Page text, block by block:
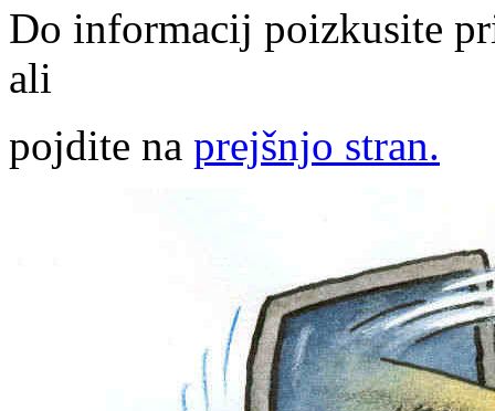
Do informacij poizkusite
ali
pojdite na prejšnjo stran.